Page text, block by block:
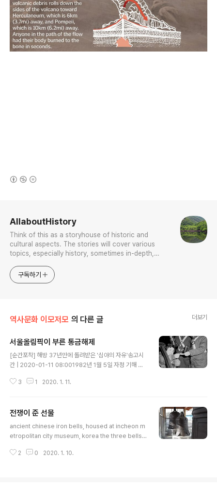
AllaboutHistory
Think of this as a storyhouse of historic and
cultural aspects. The stories will cover various
topics, especially history, sometimes in-depth,
approach will be to resist any common sense or
generalized viewpoint
구독하기
역사문화 이모저모 의 다른 글 더보기
서울올림픽이 부른 통금해제
[순간포착] 해방 37년만에 돌려받은 '심야의 자유'송고시
간 | 2020-01-11 08:001982년 1월 5일 자정 기해 통
자체에 중점을 둬 봤다. 시점을 고려해 역대 이 무렵 일어난
년전까지 우리는 일정한 시점을 넘기면 통행 자체를 할 수
없는 그런 시대를 살았다. 사진은 통금 해제 첫날 새벽 서울
도심이다. '통행금지 해제'란 제목의 사진에는 '통행금지가
뒤에도 시청 뒷골목에 흥청거리고 있다. 1982.1.6 (본사자
3 1 2020. 1. 11.
전쟁이 준 선물
ancient chinese iron bells, housed at incheon m
etropolitan city museum, korea the three bells f
yuan, and ming china periods respectively. they
2 0 2020. 1. 10.